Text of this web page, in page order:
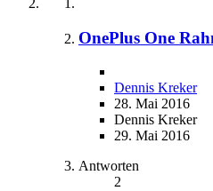
OnePlus One
Dennis Kreker
28. Mai 2016
Dennis Kreker
29. Mai 2016
Antworten
2